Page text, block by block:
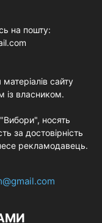
на пошту:
сайту
із власником.
носять
за достовірність
рекламодавець.